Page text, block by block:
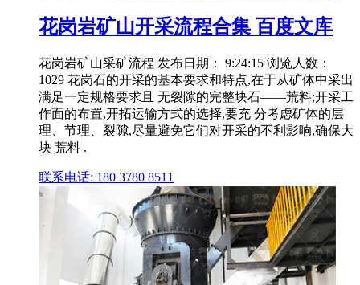
花岗岩矿山开采流程合集 百度文库
花岗岩矿山采矿流程 发布日期： 9:24:15 浏览人数：
1029 花岗石的开采的基本要求和特点,在于从矿体中采出
满足一定规格要求且 无裂隙的完整块石——荒料;开采工
作面的布置,开拓运输方式的选择,要充 分考虑矿体的层
理、节理、裂隙,尽量避免它们对开采的不利影响,确保大
块 荒料 .
联系电话: 180 3780 8511